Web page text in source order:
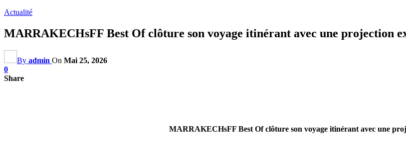
Actualité
MARRAKECHsFF Best Of clôture son voyage itinérant avec une projection
By admin On Mai 25, 2026
0
Share
MARRAKECHsFF Best Of clôture son voyage itinérant avec une